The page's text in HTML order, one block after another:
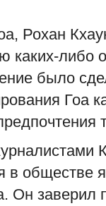
Рохан
каких-либо
было
Гоа
в обществе
Он заверил